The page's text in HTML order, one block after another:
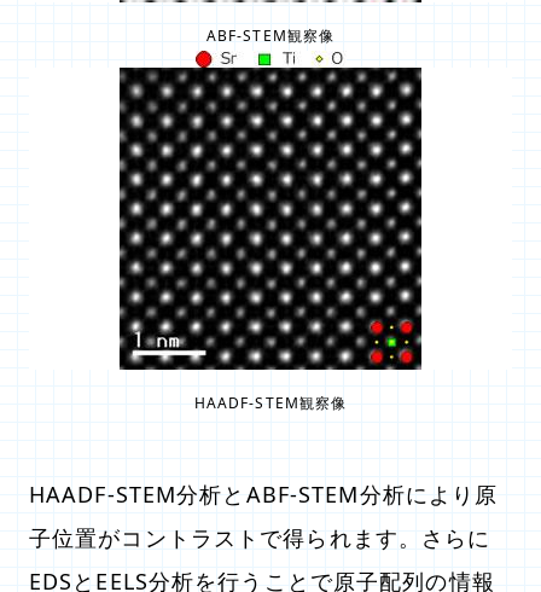
HAADF-STEM観察像
ABF-STEM観察像
HAADF-STEM分析とABF-STEM分析により原
子位置がコントラストで得られます。さらに
EDSとEELS分析を行うことで原子配列の情報